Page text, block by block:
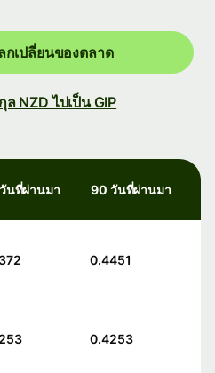
เปลี่ยนของตลาด
NZD ไปเป็น GIP
นที่ผ่านมา 90 วันที่ผ่านมา
0.4451
0.4253